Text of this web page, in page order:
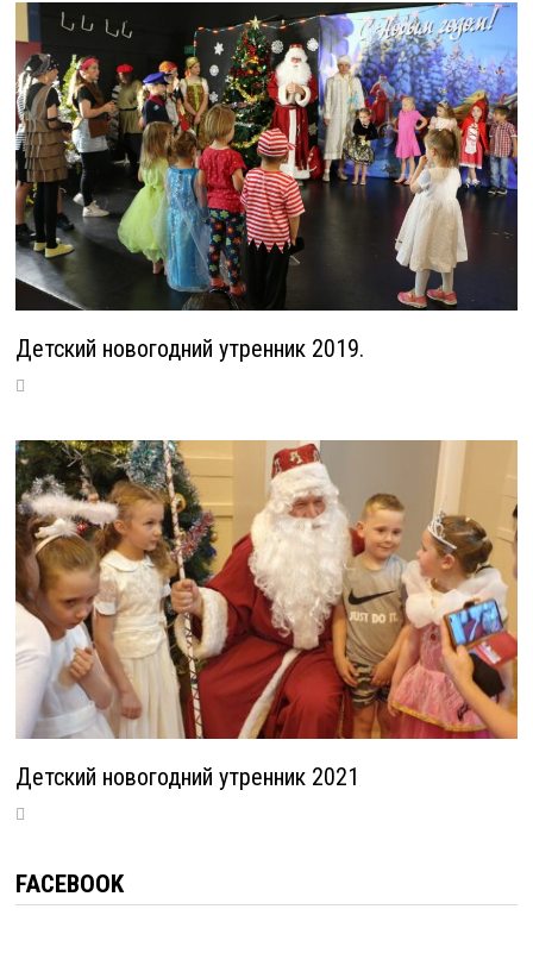
Детский новогодний утренник 2019.
Детский новогодний утренник 2021
FACEBOOK